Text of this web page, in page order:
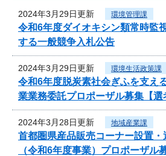
2024年3月29日更新 環境管理課
令和6年度ダイオキシン類常時監
する一般競争入札公告
2024年3月29日更新 環境生活政策課
令和6年度脱炭素社会ぎふを支え
業業務委託プロポーザル募集【選
2024年3月28日更新 地域産業課
首都圏県産品販売コーナー設置
（令和6年度事業）プロポーザル